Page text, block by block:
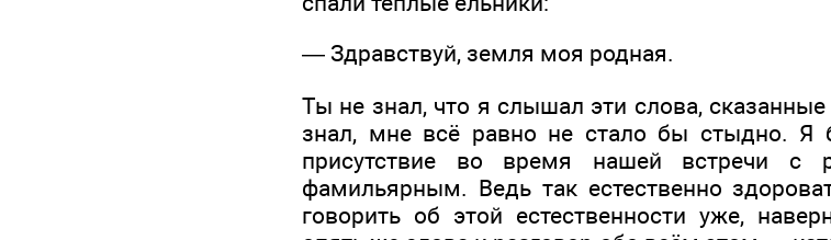
— Здравствуй, земля моя родная.
Ты не знал, что я слышал эти слова,
знал, мне всё равно не стало бы стыдно. Я
присутствие во время нашей встречи с
фамильярным. Ведь так естественно
говорить об этой естественности уже,